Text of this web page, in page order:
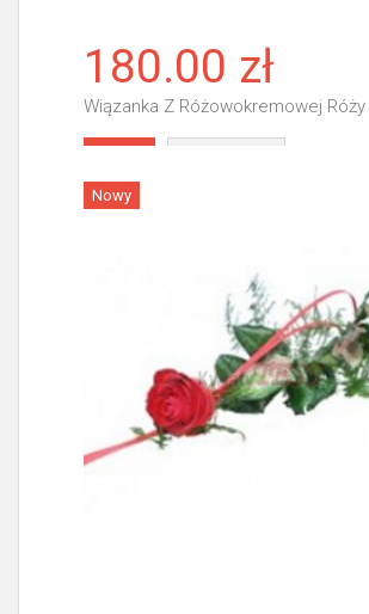
180.00 zł
Wiązanka Z Różowokremowej Róży
Nowy